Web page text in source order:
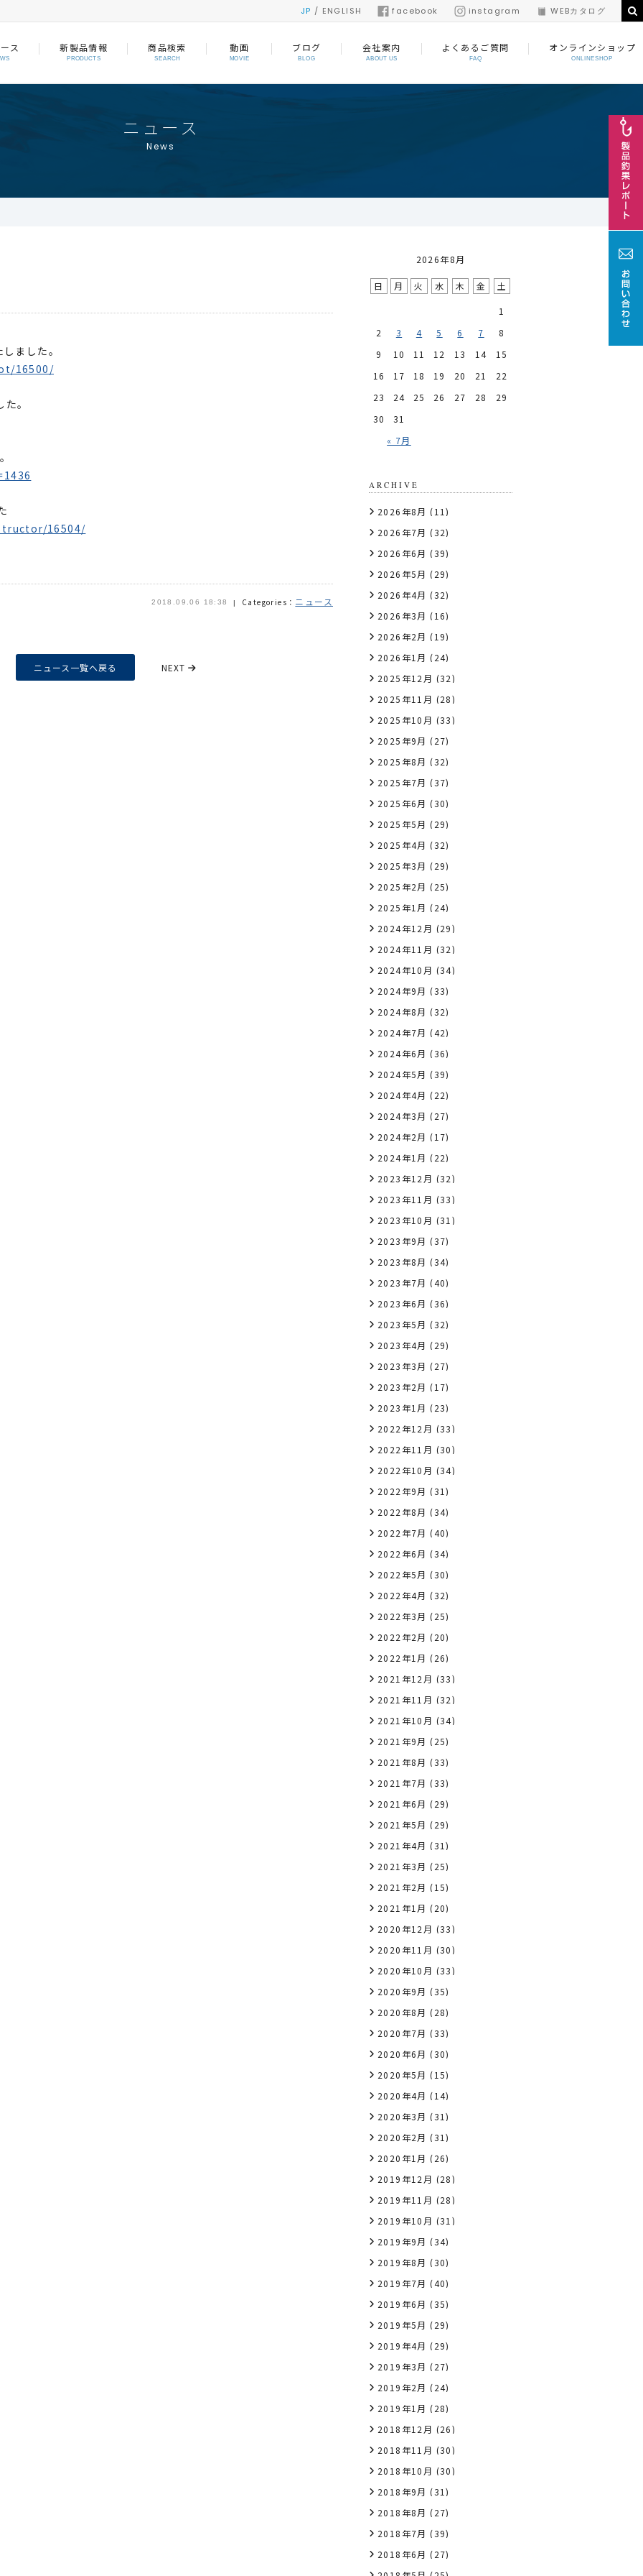
JP / ENGLISH facebook instagram WEBカタログ
ス 新製品情報
PRODUCTS
商品検索
SEARCH
動画
MOVIE
ブログ
BLOG
会社案内
ABOUT US
よくあるご質問
FAQ
オンラインショップ
ONLINESHOP
ニュース
News
ました。
16500/
。
16504/
2018.09.06 18:38 Categories： ニュース
ニュース一覧へ戻る NEXT
2026年8月
日 月 火 水 木 金 土
« 7月
1
2
3 4 5 6 7
8
9
10 11 12 13 14
15
16
17 18 19 20 21
22
23
24 25 26 27 28
29
30
31
ARCHIVE
2026年8月 (11)
2026年7月 (32)
2026年6月 (39)
2026年5月 (29)
2026年4月 (32)
2026年3月 (16)
2026年2月 (19)
2026年1月 (24)
2025年12月 (32)
2025年11月 (28)
2025年10月 (33)
2025年9月 (27)
2025年8月 (32)
2025年7月 (37)
2025年6月 (30)
2025年5月 (29)
2025年4月 (32)
2025年3月 (29)
2025年2月 (25)
2025年1月 (24)
2024年12月 (29)
2024年11月 (32)
2024年10月 (34)
2024年9月 (33)
2024年8月 (32)
2024年7月 (42)
2024年6月 (36)
2024年5月 (39)
2024年4月 (22)
2024年3月 (27)
2024年2月 (17)
2024年1月 (22)
2023年12月 (32)
2023年11月 (33)
2023年10月 (31)
2023年9月 (37)
2023年8月 (34)
2023年7月 (40)
2023年6月 (36)
2023年5月 (32)
2023年4月 (29)
2023年3月 (27)
2023年2月 (17)
2023年1月 (23)
2022年12月 (33)
2022年11月 (30)
2022年10月 (34)
2022年9月 (31)
2022年8月 (34)
2022年7月 (40)
2022年6月 (34)
2022年5月 (30)
2022年4月 (32)
2022年3月 (25)
2022年2月 (20)
2022年1月 (26)
2021年12月 (33)
2021年11月 (32)
2021年10月 (34)
2021年9月 (25)
2021年8月 (33)
2021年7月 (33)
2021年6月 (29)
2021年5月 (29)
2021年4月 (31)
2021年3月 (25)
2021年2月 (15)
2021年1月 (20)
2020年12月 (33)
2020年11月 (30)
2020年10月 (33)
2020年9月 (35)
2020年8月 (28)
2020年7月 (33)
2020年6月 (30)
2020年5月 (15)
2020年4月 (14)
2020年3月 (31)
2020年2月 (31)
2020年1月 (26)
2019年12月 (28)
2019年11月 (28)
2019年10月 (31)
2019年9月 (34)
2019年8月 (30)
2019年7月 (40)
2019年6月 (35)
2019年5月 (29)
2019年4月 (29)
2019年3月 (27)
2019年2月 (24)
2019年1月 (28)
2018年12月 (26)
2018年11月 (30)
2018年10月 (30)
2018年9月 (31)
2018年8月 (27)
2018年7月 (39)
2018年6月 (27)